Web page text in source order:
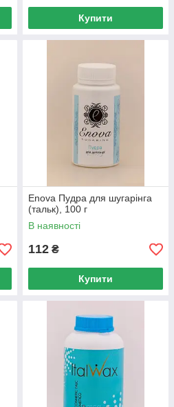
Купити
Enova Пудра для шугарінга
(тальк), 100 г
В наявності
112 ₴
Купити